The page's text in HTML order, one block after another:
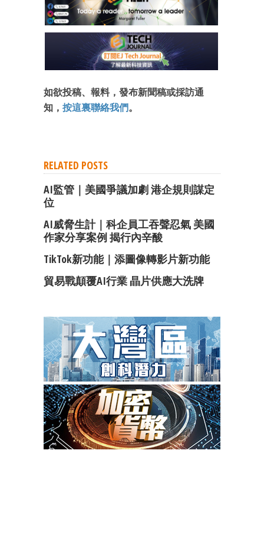
如欲投稿、報料，發布新聞稿或採訪通
知， 按這裏聯絡我們。
RELATED POSTS
AI監管｜美國爭議加劇 港企規則謀定
位
AI威脅生計｜科企員工吞聲忍氣 美國
作家分享案例 揭行內辛酸
TikTok新功能｜添圖像轉影片新功能
貿易戰顛覆AI行業 晶片供應大洗牌
最新資訊（附創業懶人包）
箱！